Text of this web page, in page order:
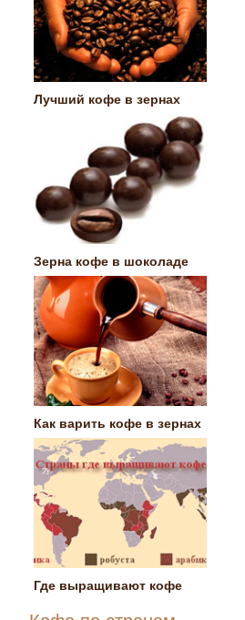
Лучший кофе в зернах
Зерна кофе в шоколаде
Как варить кофе в зернах
Где выращивают кофе